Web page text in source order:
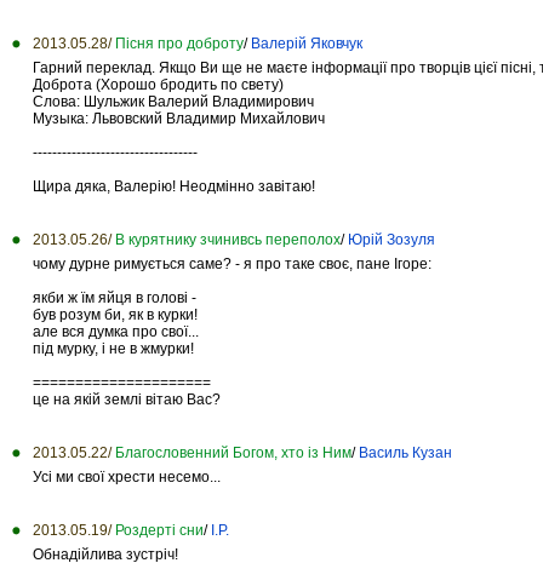
2013.05.28/ Пісня про доброту/ Валерій Яковчук
Гарний переклад. Якщо Ви ще не маєте інформації про творців цієї
Доброта (Хорошо бродить по свету)
Слова: Шульжик Валерий Владимирович
Музыка: Львовский Владимир Михайлович
----------------------------------
Щира дяка, Валерію! Неодмінно завітаю!
2013.05.26/ В курятнику зчинивсь переполох/ Юрій Зозуля
чому дурне римується саме? - я про таке своє, пане Ігоре:
якби ж їм яйця в голові -
був розум би, як в курки!
але вся думка про свої...
під мурку, і не в жмурки!
=====================
це на якій землі вітаю Вас?
2013.05.22/ Благословенний Богом, хто із Ним/ Василь Кузан
Усі ми свої хрести несемо...
2013.05.19/ Роздерті сни/ І.Р.
Обнадійлива зустріч!